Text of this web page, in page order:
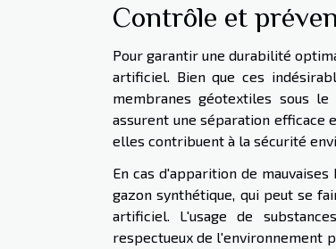
Contrôle et
Pour garantir une durabilité
artificiel. Bien que ces
membranes géotextiles sous
assurent une séparation efficace
elles contribuent à la sécurité
En cas d'apparition de
gazon synthétique, qui peut se
artificiel. L'usage de
respectueux de l'environnement